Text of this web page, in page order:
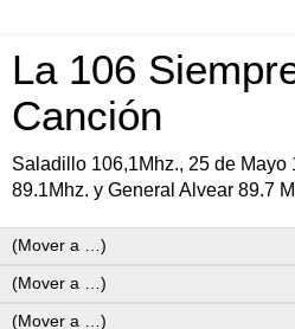
La 106
Canción
Saladillo 106,1Mhz., 25 de Mayo
89.1Mhz. y General Alvear 89.7